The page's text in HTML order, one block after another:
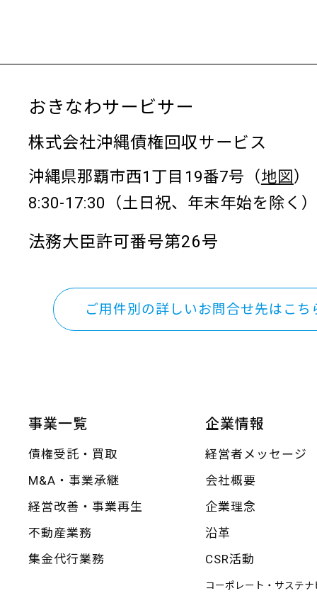
おきなわサービサー
株式会社沖縄債権回収サービス
沖縄県那覇市西1丁目19番7号（地図）
8:30-17:30（土日祝、年末年始を除く
法務大臣許可番号第26号
ご用件別の詳しいお問合せ先はこち
事業一覧
債権受託・買取
M&A・事業承継
経営改善・事業再生
不動産業務
集金代行業務
企業情報
経営者メッセージ
会社概要
企業理念
沿革
CSR活動
コーポレート・サステナ